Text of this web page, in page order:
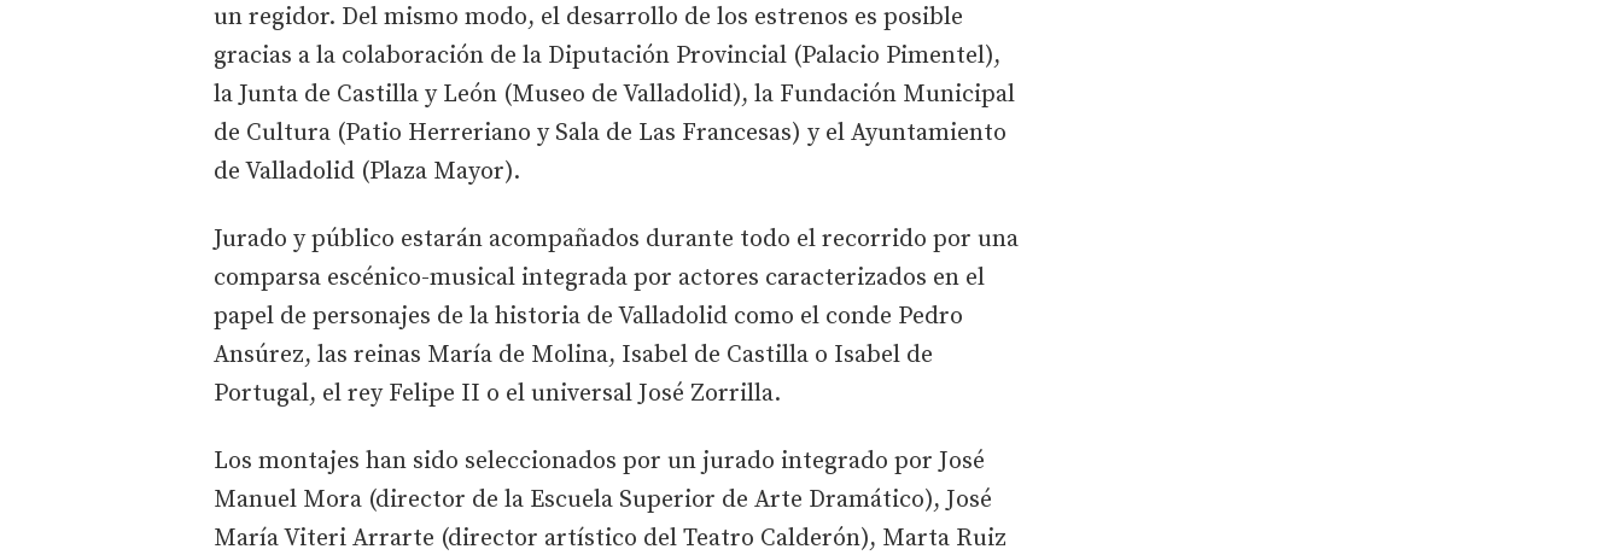
un regidor. Del mismo modo, el desarrollo de los estrenos es posible
gracias a la colaboración de la Diputación Provincial (Palacio Pimentel),
la Junta de Castilla y León (Museo de Valladolid), la Fundación Municipal
de Cultura (Patio Herreriano y Sala de Las Francesas) y el Ayuntamiento
de Valladolid (Plaza Mayor).
Jurado y público estarán acompañados durante todo el recorrido por una
comparsa escénico-musical integrada por actores caracterizados en el
papel de personajes de la historia de Valladolid como el conde Pedro
Ansúrez, las reinas María de Molina, Isabel de Castilla o Isabel de
Portugal, el rey Felipe II o el universal José Zorrilla.
Los montajes han sido seleccionados por un jurado integrado por José
Manuel Mora (director de la Escuela Superior de Arte Dramático), José
María Viteri Arrarte (director artístico del Teatro Calderón), Marta Ruiz